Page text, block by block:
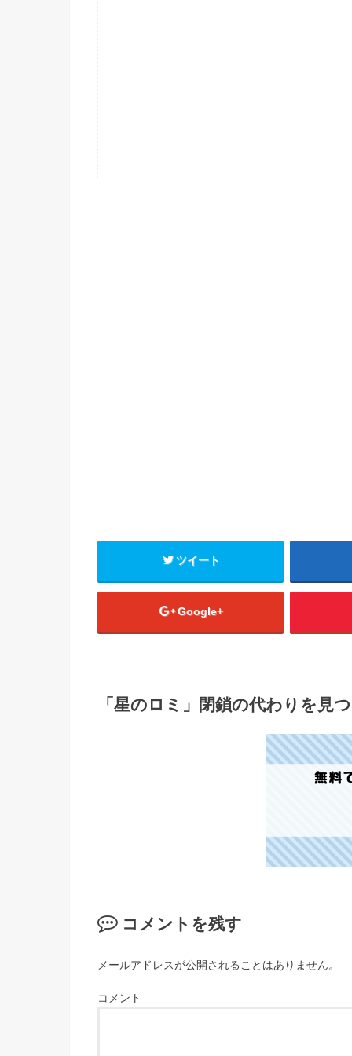
ツイート
Google+
「星のロミ」閉鎖の代わりを見
コメントを残す
メールアドレスが公開されることはありません。
コメント